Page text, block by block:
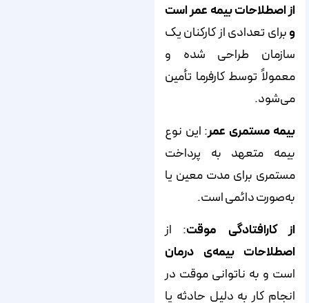
از اصطلاحات بیمه عمر است
وبرای تعدادی از کارکنان یک
سازمان طراحی شده و
معمولاً توسط کارفرما تأمین
می‌شود.
بیمه مستمری عمر: این نوع
بیمه متعهد به پرداخت
مستمری برای مدت معین یا
به‌صورت دائمی است.
از کارافتادگی موقت: از
اصطلاحات بیمه‌‌ی درمان
است و به ناتوانی موقت در
انجام کار به دلیل حادثه یا